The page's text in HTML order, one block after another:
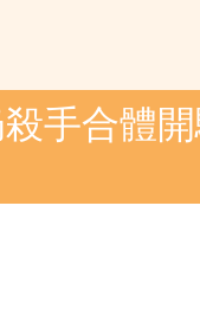
手合體